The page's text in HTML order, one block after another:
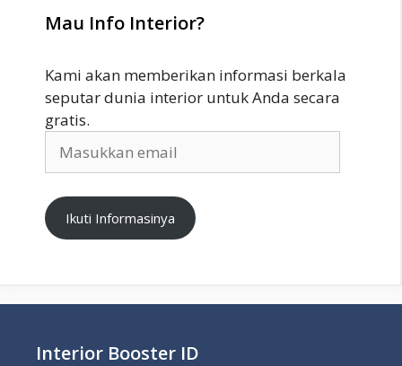
Mau Info Interior?
Kami akan memberikan informasi berkala
seputar dunia interior untuk Anda secara
gratis.
email
Ikuti Informasinya
Interior Booster ID